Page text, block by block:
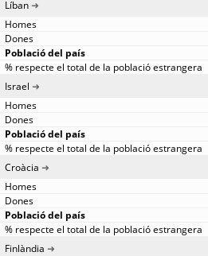
Líban
Israel
Croàcia
Finlàndia